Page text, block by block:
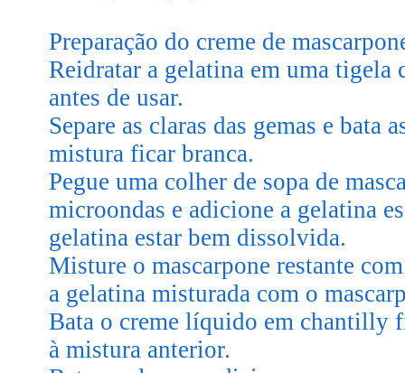
Preparação do creme de
Reidratar a gelatina em uma
antes de usar.
Separe as claras das gemas e bata
mistura ficar branca.
Pegue uma colher de sopa de
microondas e adicione a gelatina
gelatina estar bem dissolvida.
Misture o mascarpone restante
a gelatina misturada com o
Bata o creme líquido em chantilly
à mistura anterior.